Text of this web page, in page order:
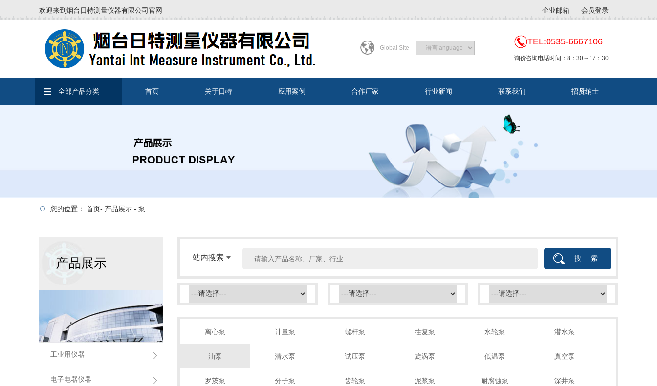
欢迎来到烟台日特测量仪器有限公司官网 企业邮箱 会员登录
Global Site
TEL:0535-6667106
询价咨询电话时间：8：30～17：30
全部产品分类 首页 关于日特 应用案例 合作厂家 行业新闻 联系我们 招贤纳士
您的位置： 首页- 产品展示 - 泵
产品展示
工业用仪器
电子电器仪器
站内搜索
离心泵 计量泵 螺杆泵 往复泵 水轮泵 潜水泵
油泵 清水泵 试压泵 旋涡泵 低温泵 真空泵
罗茨泵 分子泵 齿轮泵 泥浆泵 耐腐蚀泵 深井泵